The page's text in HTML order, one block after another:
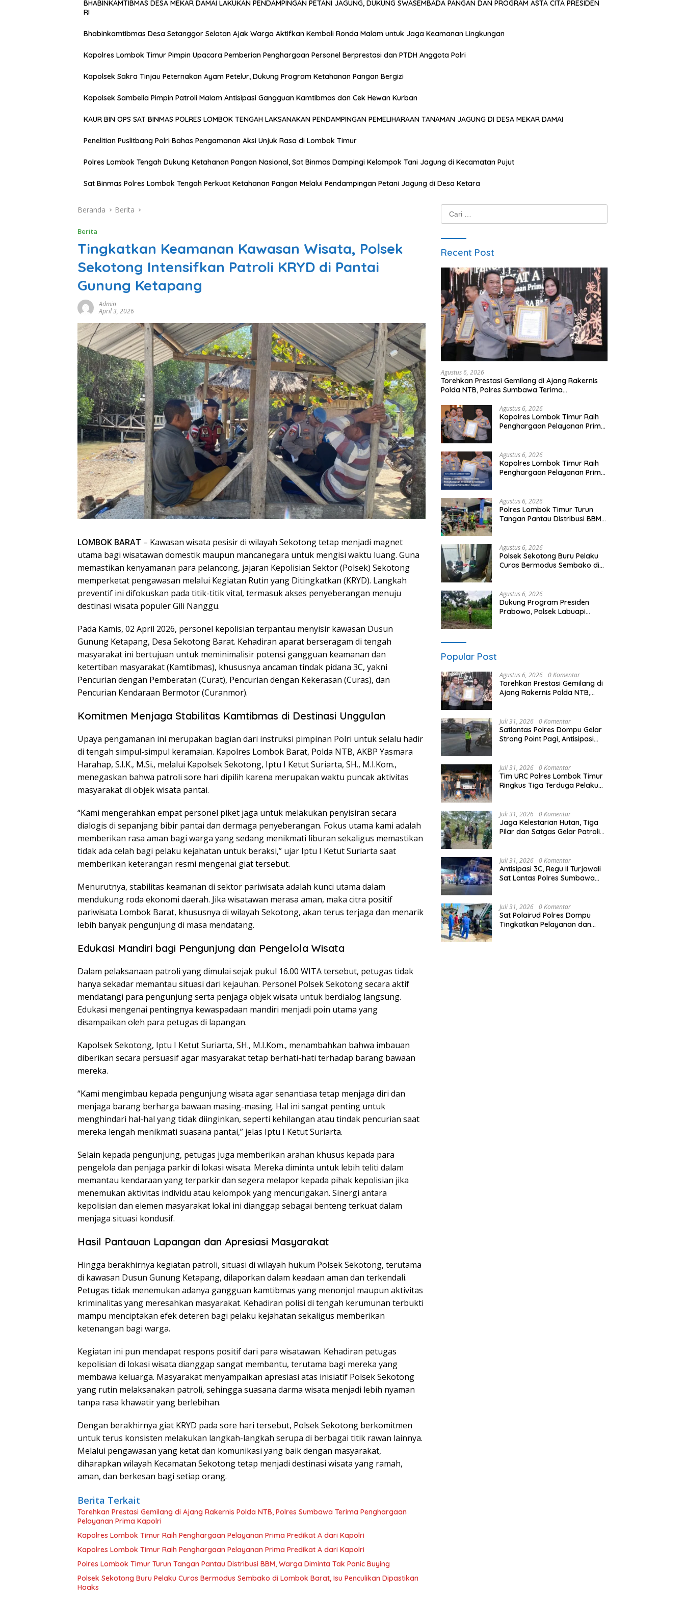
BHABINKAMTIBMAS DESA MEKAR DAMAI LAKUKAN PENDAMPINGAN PETANI JAGUNG, DUKUNG SWASEMBADA PANGAN DAN PROGRAM ASTA CITA PRESIDEN
RI
Bhabinkamtibmas Desa Setanggor Selatan Ajak Warga Aktifkan Kembali Ronda Malam untuk Jaga Keamanan Lingkungan
Kapolres Lombok Timur Pimpin Upacara Pemberian Penghargaan Personel Berprestasi dan PTDH Anggota Polri
Kapolsek Sakra Tinjau Peternakan Ayam Petelur, Dukung Program Ketahanan Pangan Bergizi
Kapolsek Sambelia Pimpin Patroli Malam Antisipasi Gangguan Kamtibmas dan Cek Hewan Kurban
KAUR BIN OPS SAT BINMAS POLRES LOMBOK TENGAH LAKSANAKAN PENDAMPINGAN PEMELIHARAAN TANAMAN JAGUNG DI DESA MEKAR DAMAI
Penelitian Puslitbang Polri Bahas Pengamanan Aksi Unjuk Rasa di Lombok Timur
Polres Lombok Tengah Dukung Ketahanan Pangan Nasional, Sat Binmas Dampingi Kelompok Tani Jagung di Kecamatan Pujut
Sat Binmas Polres Lombok Tengah Perkuat Ketahanan Pangan Melalui Pendampingan Petani Jagung di Desa Ketara
Beranda Berita
Berita
Tingkatkan Keamanan Kawasan Wisata, Polsek
Sekotong Intensifkan Patroli KRYD di Pantai
Gunung Ketapang
Admin
April 3, 2026
LOMBOK BARAT – Kawasan wisata pesisir di wilayah Sekotong tetap menjadi magnet
utama bagi wisatawan domestik maupun mancanegara untuk mengisi waktu luang. Guna
memastikan kenyamanan para pelancong, jajaran Kepolisian Sektor (Polsek) Sekotong
memperketat pengawasan melalui Kegiatan Rutin yang Ditingkatkan (KRYD). Langkah
preventif ini difokuskan pada titik-titik vital, termasuk akses penyeberangan menuju
destinasi wisata populer Gili Nanggu.
Pada Kamis, 02 April 2026, personel kepolisian terpantau menyisir kawasan Dusun
Gunung Ketapang, Desa Sekotong Barat. Kehadiran aparat berseragam di tengah
masyarakat ini bertujuan untuk meminimalisir potensi gangguan keamanan dan
ketertiban masyarakat (Kamtibmas), khususnya ancaman tindak pidana 3C, yakni
Pencurian dengan Pemberatan (Curat), Pencurian dengan Kekerasan (Curas), dan
Pencurian Kendaraan Bermotor (Curanmor).
Komitmen Menjaga Stabilitas Kamtibmas di Destinasi Unggulan
Upaya pengamanan ini merupakan bagian dari instruksi pimpinan Polri untuk selalu hadir
di tengah simpul-simpul keramaian. Kapolres Lombok Barat, Polda NTB, AKBP Yasmara
Harahap, S.I.K., M.Si., melalui Kapolsek Sekotong, Iptu I Ketut Suriarta, SH., M.I.Kom.,
menegaskan bahwa patroli sore hari dipilih karena merupakan waktu puncak aktivitas
masyarakat di objek wisata pantai.
“Kami mengerahkan empat personel piket jaga untuk melakukan penyisiran secara
dialogis di sepanjang bibir pantai dan dermaga penyeberangan. Fokus utama kami adalah
memberikan rasa aman bagi warga yang sedang menikmati liburan sekaligus memastikan
tidak ada celah bagi pelaku kejahatan untuk beraksi,” ujar Iptu I Ketut Suriarta saat
memberikan keterangan resmi mengenai giat tersebut.
Menurutnya, stabilitas keamanan di sektor pariwisata adalah kunci utama dalam
mendukung roda ekonomi daerah. Jika wisatawan merasa aman, maka citra positif
pariwisata Lombok Barat, khususnya di wilayah Sekotong, akan terus terjaga dan menarik
lebih banyak pengunjung di masa mendatang.
Edukasi Mandiri bagi Pengunjung dan Pengelola Wisata
Dalam pelaksanaan patroli yang dimulai sejak pukul 16.00 WITA tersebut, petugas tidak
hanya sekadar memantau situasi dari kejauhan. Personel Polsek Sekotong secara aktif
mendatangi para pengunjung serta penjaga objek wisata untuk berdialog langsung.
Edukasi mengenai pentingnya kewaspadaan mandiri menjadi poin utama yang
disampaikan oleh para petugas di lapangan.
Kapolsek Sekotong, Iptu I Ketut Suriarta, SH., M.I.Kom., menambahkan bahwa imbauan
diberikan secara persuasif agar masyarakat tetap berhati-hati terhadap barang bawaan
mereka.
“Kami mengimbau kepada pengunjung wisata agar senantiasa tetap menjaga diri dan
menjaga barang berharga bawaan masing-masing. Hal ini sangat penting untuk
menghindari hal-hal yang tidak diinginkan, seperti kehilangan atau tindak pencurian saat
mereka lengah menikmati suasana pantai,” jelas Iptu I Ketut Suriarta.
Selain kepada pengunjung, petugas juga memberikan arahan khusus kepada para
pengelola dan penjaga parkir di lokasi wisata. Mereka diminta untuk lebih teliti dalam
memantau kendaraan yang terparkir dan segera melapor kepada pihak kepolisian jika
menemukan aktivitas individu atau kelompok yang mencurigakan. Sinergi antara
kepolisian dan elemen masyarakat lokal ini dianggap sebagai benteng terkuat dalam
menjaga situasi kondusif.
Hasil Pantauan Lapangan dan Apresiasi Masyarakat
Hingga berakhirnya kegiatan patroli, situasi di wilayah hukum Polsek Sekotong, terutama
di kawasan Dusun Gunung Ketapang, dilaporkan dalam keadaan aman dan terkendali.
Petugas tidak menemukan adanya gangguan kamtibmas yang menonjol maupun aktivitas
kriminalitas yang meresahkan masyarakat. Kehadiran polisi di tengah kerumunan terbukti
mampu menciptakan efek deteren bagi pelaku kejahatan sekaligus memberikan
ketenangan bagi warga.
Kegiatan ini pun mendapat respons positif dari para wisatawan. Kehadiran petugas
kepolisian di lokasi wisata dianggap sangat membantu, terutama bagi mereka yang
membawa keluarga. Masyarakat menyampaikan apresiasi atas inisiatif Polsek Sekotong
yang rutin melaksanakan patroli, sehingga suasana darma wisata menjadi lebih nyaman
tanpa rasa khawatir yang berlebihan.
Dengan berakhirnya giat KRYD pada sore hari tersebut, Polsek Sekotong berkomitmen
untuk terus konsisten melakukan langkah-langkah serupa di berbagai titik rawan lainnya.
Melalui pengawasan yang ketat dan komunikasi yang baik dengan masyarakat,
diharapkan wilayah Kecamatan Sekotong tetap menjadi destinasi wisata yang ramah,
aman, dan berkesan bagi setiap orang.
Berita Terkait
Torehkan Prestasi Gemilang di Ajang Rakernis Polda NTB, Polres Sumbawa Terima Penghargaan
Pelayanan Prima Kapolri
Kapolres Lombok Timur Raih Penghargaan Pelayanan Prima Predikat A dari Kapolri
Kapolres Lombok Timur Raih Penghargaan Pelayanan Prima Predikat A dari Kapolri
Polres Lombok Timur Turun Tangan Pantau Distribusi BBM, Warga Diminta Tak Panic Buying
Polsek Sekotong Buru Pelaku Curas Bermodus Sembako di Lombok Barat, Isu Penculikan Dipastikan
Hoaks
Cari
untuk:
Recent Post
Agustus 6, 2026
Torehkan Prestasi Gemilang di Ajang Rakernis
Polda NTB, Polres Sumbawa Terima
Agustus 6, 2026
Kapolres Lombok Timur Raih
Penghargaan Pelayanan Prima
Agustus 6, 2026
Kapolres Lombok Timur Raih
Penghargaan Pelayanan Prima
Agustus 6, 2026
Polres Lombok Timur Turun
Tangan Pantau Distribusi BBM,
Agustus 6, 2026
Polsek Sekotong Buru Pelaku
Curas Bermodus Sembako di
Agustus 6, 2026
Dukung Program Presiden
Prabowo, Polsek Labuapi
Popular Post
Agustus 6, 2026 0 Komentar
Torehkan Prestasi Gemilang di
Ajang Rakernis Polda NTB,
Kapolri
Juli 31, 2026 0 Komentar
Satlantas Polres Dompu Gelar
Strong Point Pagi, Antisipasi
Juli 31, 2026 0 Komentar
Tim URC Polres Lombok Timur
Ringkus Tiga Terduga Pelaku
Juli 31, 2026 0 Komentar
Jaga Kelestarian Hutan, Tiga
Pilar dan Satgas Gelar Patroli
Juli 31, 2026 0 Komentar
Antisipasi 3C, Regu II Turjawali
Sat Lantas Polres Sumbawa
Juli 31, 2026 0 Komentar
Sat Polairud Polres Dompu
Tingkatkan Pelayanan dan